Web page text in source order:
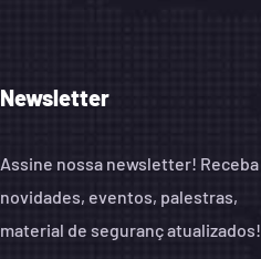
Newsletter
Assine nossa newsletter! Receba
novidades, eventos, palestras,
material de seguranç atualizados!